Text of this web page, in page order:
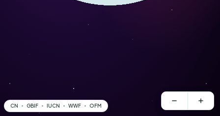
CN GBIF IUCN WWF OFM